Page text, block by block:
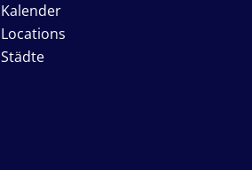
Kalender
Locations
Städte